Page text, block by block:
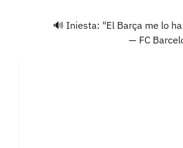
🔊 Iniesta: "El Barça me lo
— FC